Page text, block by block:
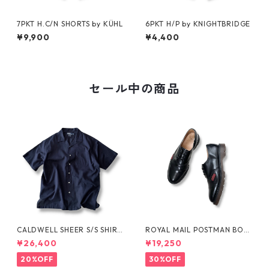
7PKT H.C/N SHORTS by KÜHL
¥9,900
6PKT H/P by KNIGHTBRIDGE
¥4,400
セール中の商品
CALDWELL SHEER S/S SHIRT
by Polo Ralph Lauren
¥26,400
20%OFF
ROYAL MAIL POSTMAN BOO
TS by Dr.MARTENS
¥19,250
30%OFF